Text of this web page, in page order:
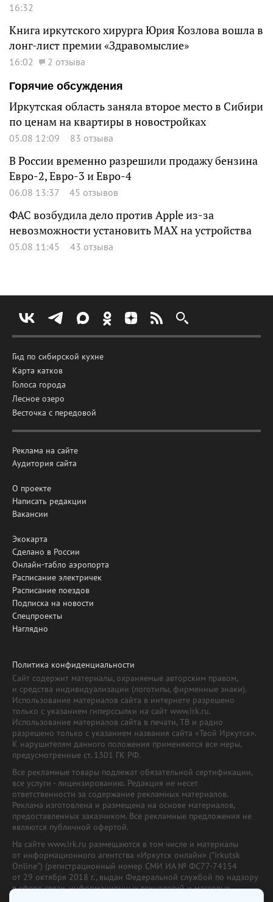
16:32
Книга иркутского хирурга Юрия Козлова вошла в
лонг-лист премии «Здравомыслие»
16:02
2 отзыва
Горячие обсуждения
Иркутская область заняла второе место в Сибири
по ценам на квартиры в новостройках
05.08 12:09 83 отзыва
В России временно разрешили продажу бензина
Евро-2, Евро-3 и Евро-4
06.08 13:37 45 отзывов
ФАС возбудила дело против Apple из-за
невозможности установить MAX на устройства
05.08 11:45 43 отзыва
Гид по сибирской кухне
Карта катков
Голоса города
Лесное озеро
Весточка с передовой
Реклама на сайте
Аудитория сайта
О проекте
Написать редакции
Вакансии
Экокарта
Сделано в России
Онлайн-табло аэропорта
Расписание электричек
Расписание поездов
Подписка на новости
Спецпроекты
Наглядно
Политика конфиденциальности
Сайт содержит материалы, охраняемые авторским правом,
и средства индивидуализации (логотипы, фирменные знаки).
Использование материалов сайта в интернете разрешено
только с указанием гиперссылки на сайт www.irk.ru.
Использование материалов сайта в печати, ТВ и радио
разрешено только с указанием названия сайта «Твой Иркутск».
К нарушителям данного положения применяются все меры,
предусмотренные ст. 1301 ГК РФ.
Все рекламные товары подлежат обязательной сертификации,
все услуги - лицензированию. Редакция не несет
ответственности за содержание рекламных материалов.
Реклама изготовлена и размещена на основе материалов,
предоставленных заказчиком. Все рекламные предложения не
являются публичной офертой.
На сайте www.irk.ru размещаются в том числе и материалы
от информационного агентства «Иркутск онлайн» ("Irkutsk
Online") (регистрационный номер СМИ ИА № ФС77-74154
от 29 октября 2018 г., выдан Федеральной службой по надзору
в сфере связи, информационных технологий и массовых